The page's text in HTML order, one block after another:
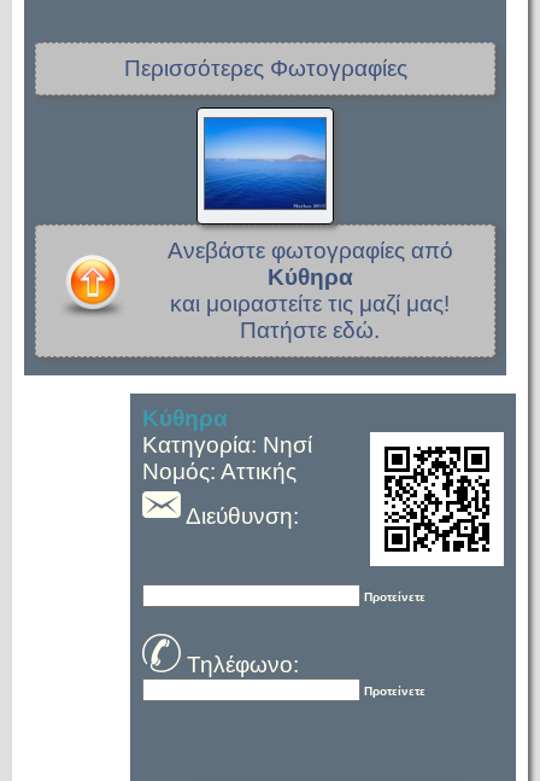
Περισσότερες Φωτογραφίες
Ανεβάστε φωτογραφίες από
Κύθηρα
και μοιραστείτε τις μαζί μας!
Πατήστε εδώ.
Κύθηρα
Κατηγορία: Νησί
Νομός: Αττικής
Διεύθυνση:
Προτείνετε
Τηλέφωνο:
Προτείνετε